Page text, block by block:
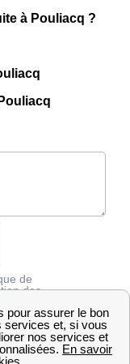
à Pouliacq ?
de
des